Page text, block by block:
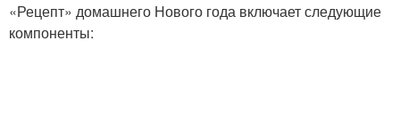
«Рецепт» домашнего Нового года включает следующие
компоненты: